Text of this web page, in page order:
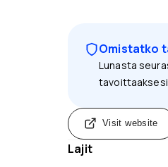
Omistatko
Lunasta
tavoittaaksesi
Visit website
Lajit